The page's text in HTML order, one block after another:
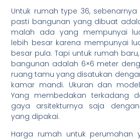
Untuk rumah type 36,
pasti bangunan yang dibuat
malah ada yang mempunyai
lebih besar karena mempunyai
besar pula. Tapi untuk rumah
bangunan adalah 6×6 meter
ruang tamu yang disatukan
kamar mandi. Ukuran dan
Yang membedakan terkadang
gaya arsitekturnya saja
yang dipakai.
Harga rumah untuk perumahan